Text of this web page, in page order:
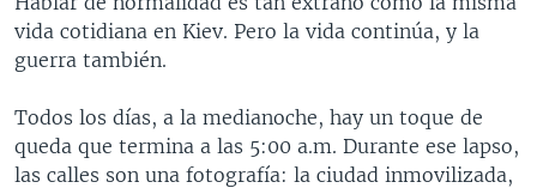
vida cotidiana en Kiev. Pero la vida continúa, y la
guerra también.
Todos los días, a la medianoche, hay un toque de
queda que termina a las 5:00 a.m. Durante ese lapso,
las calles son una fotografía: la ciudad inmovilizada,